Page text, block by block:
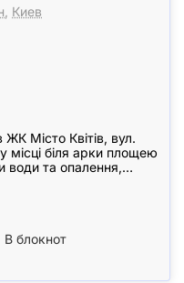
, Киев
Місто Квітів, вул.
місці біля арки площею
води та опалення,
В блокнот